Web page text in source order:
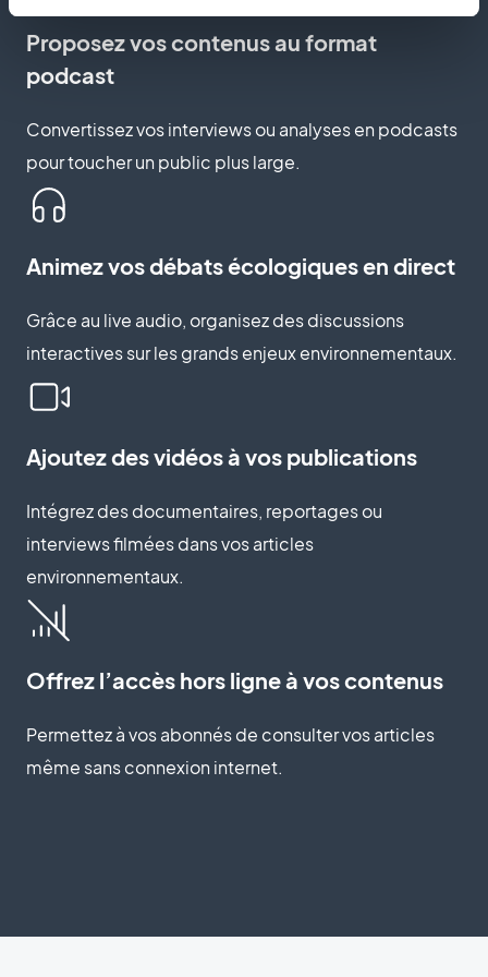
Proposez vos contenus au format
podcast
Convertissez vos interviews ou analyses en podcasts
pour toucher un public plus large.
Animez vos débats écologiques en direct
Grâce au live audio, organisez des discussions
interactives sur les grands enjeux environnementaux.
Ajoutez des vidéos à vos publications
Intégrez des documentaires, reportages ou
interviews filmées dans vos articles
environnementaux.
Offrez l’accès hors ligne à vos contenus
Permettez à vos abonnés de consulter vos articles
même sans connexion internet.